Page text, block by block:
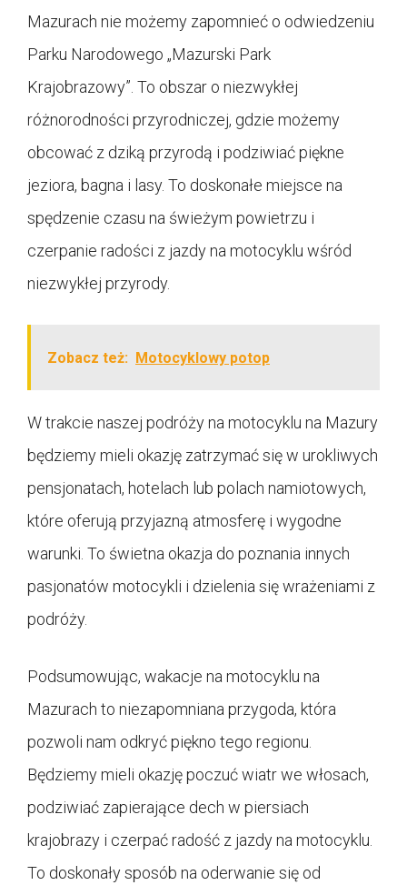
Mazurach nie możemy zapomnieć o odwiedzeniu
Parku Narodowego „Mazurski Park
Krajobrazowy”. To obszar o niezwykłej
różnorodności przyrodniczej, gdzie możemy
obcować z dziką przyrodą i podziwiać piękne
jeziora, bagna i lasy. To doskonałe miejsce na
spędzenie czasu na świeżym powietrzu i
czerpanie radości z jazdy na motocyklu wśród
niezwykłej przyrody.
Zobacz też: Motocyklowy potop
W trakcie naszej podróży na motocyklu na Mazury
będziemy mieli okazję zatrzymać się w urokliwych
pensjonatach, hotelach lub polach namiotowych,
które oferują przyjazną atmosferę i wygodne
warunki. To świetna okazja do poznania innych
pasjonatów motocykli i dzielenia się wrażeniami z
podróży.
Podsumowując, wakacje na motocyklu na
Mazurach to niezapomniana przygoda, która
pozwoli nam odkryć piękno tego regionu.
Będziemy mieli okazję poczuć wiatr we włosach,
podziwiać zapierające dech w piersiach
krajobrazy i czerpać radość z jazdy na motocyklu.
To doskonały sposób na oderwanie się od